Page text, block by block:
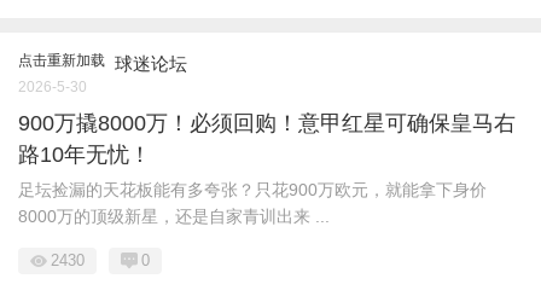
点击重新加载 球迷论坛
2026-5-30
900万撬8000万！必须回购！意甲红星可确保皇马右
路10年无忧！
足坛捡漏的天花板能有多夸张？只花900万欧元，就能拿下身价
8000万的顶级新星，还是自家青训出来 ...
2430 0